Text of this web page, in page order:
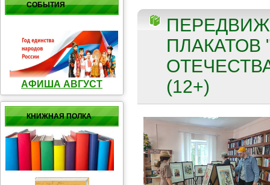
СОБЫТИЯ
АФИША АВГУСТ
КНИЖНАЯ ПОЛКА
ПЛАКАТОВ
(12+)